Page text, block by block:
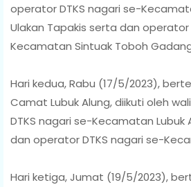
operator DTKS nagari se-
Ulakan Tapakis serta dan operator
Kecamatan Sintuak Toboh
Hari kedua, Rabu (17/5/2023),
Camat Lubuk Alung, diikuti oleh
DTKS nagari se-Kecamatan Lubuk
dan operator DTKS nagari se-
Hari ketiga, Jumat (19/5/2023),